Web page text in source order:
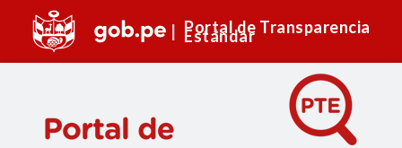
Portal de Transparencia
Estándar